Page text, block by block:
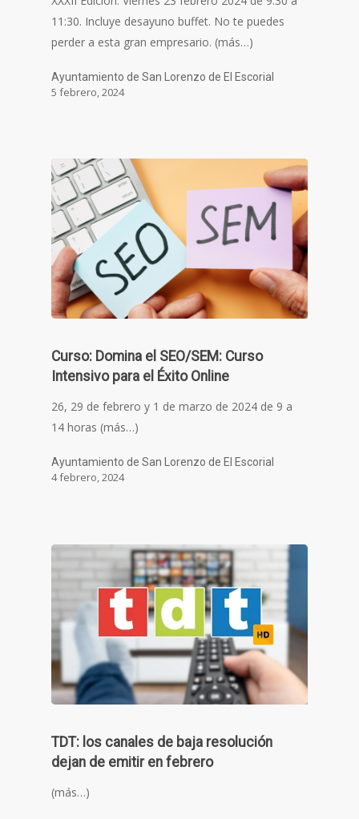
11:30. Incluye desayuno buffet. No te puedes
perder a esta gran empresario. (más…)
Ayuntamiento de San Lorenzo de El Escorial
5 febrero, 2024
Curso: Domina el SEO/SEM: Curso
Intensivo para el Éxito Online
26, 29 de febrero y 1 de marzo de 2024 de 9 a
14 horas (más…)
Ayuntamiento de San Lorenzo de El Escorial
4 febrero, 2024
TDT: los canales de baja resolución
dejan de emitir en febrero
(más…)